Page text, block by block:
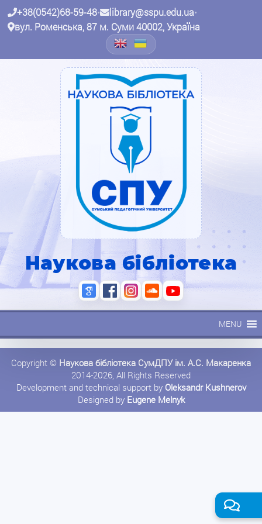
+38(0542)68-59-48• library@sspu.edu.ua•
вул. Роменська, 87 м. Суми 40002, Україна
Наукова бібліотека
MENU
Copyright © Наукова бібліотека СумДПУ ім. А.С. Макаренка
2014-2026, All Rights Reserved
Development and technical support by Oleksandr Kushnerov
Designed by Eugene Melnyk